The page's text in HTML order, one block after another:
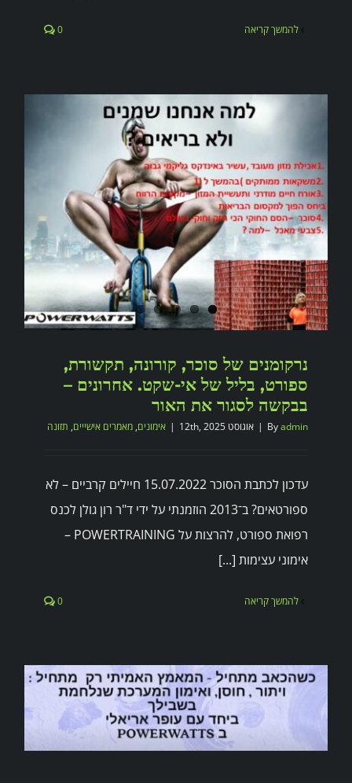
להמשך קריאה 0
נרקומנים של סוכר, קורונה, תקשורת,
ספורט, בליל של אי-שקט. אחרונים –
בבקשה לסגור את האור
Byadmin
| אוגוסט 12th, 2025 | אימונים, מאמרים אישייים, תזונה
עדכון לכתבת הסוכר 15.07.2022 חיילים קרביים – לא
ספורטאים? ב־2013 הוזמנתי על ידי ד"ר רון גולן לכנס
רפואת ספורט, להרצות על POWERTRAINING –
אימוני עצימות [...]
להמשך קריאה 0